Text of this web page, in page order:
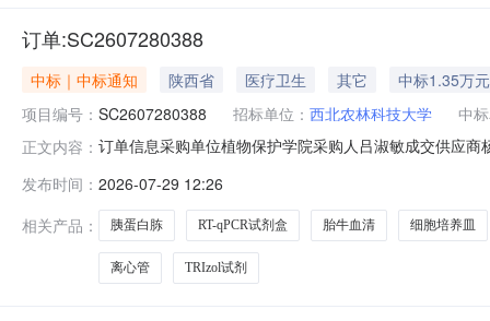
订单:SC2607280388
中标｜中标通知 陕西省 医疗卫生 其它
中标1.35万元
项目编号： SC2607280388 招标单位： 西北农林科技大学
中
正文内容： 订单信息采购单位植物保护学院采购人吕淑敏成交供应
连盖离心管白鲨易/biosharp125.00一次性有机滤器
发布时间： 2026-07-29 12:26
相关产品：
胰蛋白胨 RT-qPCR试剂盒 胎牛血清 细胞培养皿
离心管 TRIzol试剂